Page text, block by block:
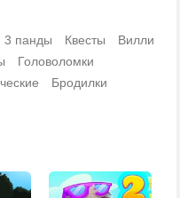
3 панды Квесты
Вилли
Головоломки
Бродилки